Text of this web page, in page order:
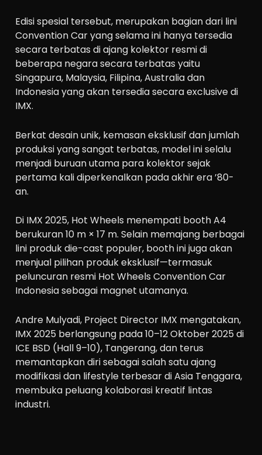
Edisi spesial tersebut, merupakan bagian dari lini
Convention Car yang selama ini hanya tersedia
secara terbatas di ajang kolektor resmi di
beberapa negara secara terbatas yaitu
Singapura, Malaysia, Filipina, Australia dan
Indonesia yang akan tersedia secara exclusive di
IMX.
Berkat desain unik, kemasan eksklusif dan jumlah
produksi yang sangat terbatas, model ini selalu
menjadi buruan utama para kolektor sejak
pertama kali diperkenalkan pada akhir era ’80-
an.
Di IMX 2025, Hot Wheels menempati booth A4
berukuran 10 m × 17 m. Selain memajang berbagai
lini produk die-cast populer, booth ini juga akan
menjual pilihan produk eksklusif—termasuk
peluncuran resmi Hot Wheels Convention Car
Indonesia sebagai magnet utamanya.
Andre Mulyadi, Project Director IMX mengatakan,
IMX 2025 berlangsung pada 10–12 Oktober 2025 di
ICE BSD (Hall 9–10), Tangerang, dan terus
memantapkan diri sebagai salah satu ajang
modifikasi dan lifestyle terbesar di Asia Tenggara,
membuka peluang kolaborasi kreatif lintas
industri.